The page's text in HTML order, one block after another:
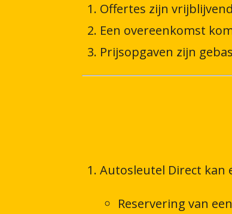
Offertes zijn
Een overeenkomst
Prijsopgaven zijn
Autosleutel Direct kan
Reservering van